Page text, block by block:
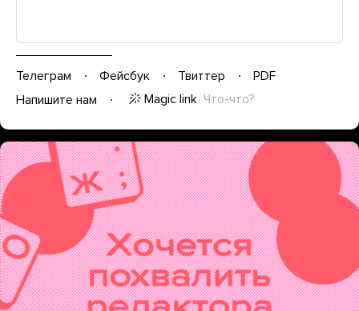
Телеграм Фейсбук Твиттер
PDF
Напишите нам
Magic link Что-что?